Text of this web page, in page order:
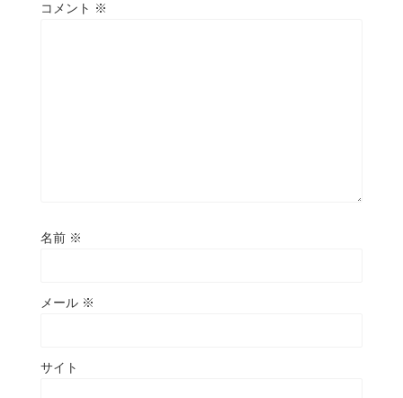
コメント ※
名前 ※
メール ※
サイト